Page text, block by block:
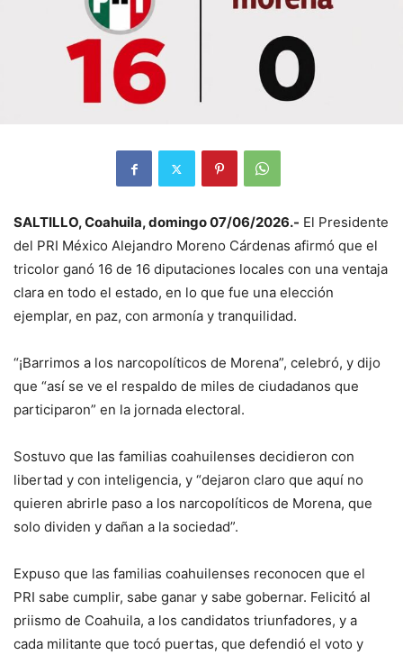
SALTILLO, Coahuila, domingo 07/06/2026.- El Presidente
del PRI México Alejandro Moreno Cárdenas afirmó que el
tricolor ganó 16 de 16 diputaciones locales con una ventaja
clara en todo el estado, en lo que fue una elección
ejemplar, en paz, con armonía y tranquilidad.
“¡Barrimos a los narcopolíticos de Morena”, celebró, y dijo
que “así se ve el respaldo de miles de ciudadanos que
participaron” en la jornada electoral.
Sostuvo que las familias coahuilenses decidieron con
libertad y con inteligencia, y “dejaron claro que aquí no
quieren abrirle paso a los narcopolíticos de Morena, que
solo dividen y dañan a la sociedad”.
Expuso que las familias coahuilenses reconocen que el
PRI sabe cumplir, sabe ganar y sabe gobernar. Felicitó al
priismo de Coahuila, a los candidatos triunfadores, y a
cada militante que tocó puertas, que defendió el voto y